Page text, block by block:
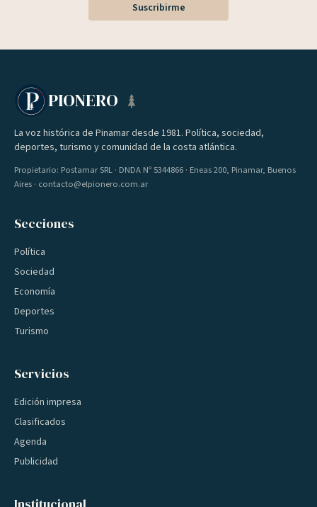
Suscribirme
PIONERO
La voz histórica de Pinamar desde 1981. Política, sociedad,
deportes, turismo y comunidad de la costa atlántica.
Propietario: Postamar SRL · DNDA Nº 5344866 · Eneas 200, Pinamar, Buenos
Aires · contacto@elpionero.com.ar
Secciones
Política
Sociedad
Economía
Deportes
Turismo
Servicios
Edición impresa
Clasificados
Agenda
Publicidad